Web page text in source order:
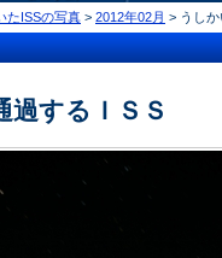
たISSの写真 > 2012年02月 > うし
過するＩＳＳ